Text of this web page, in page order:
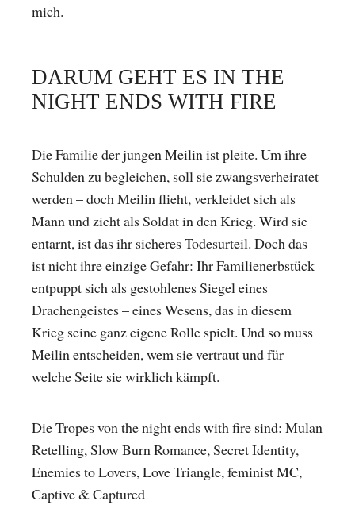
mich.
DARUM GEHT ES IN THE
NIGHT ENDS WITH FIRE
Die Familie der jungen Meilin ist pleite. Um ihre
Schulden zu begleichen, soll sie zwangsverheiratet
werden – doch Meilin flieht, verkleidet sich als
Mann und zieht als Soldat in den Krieg. Wird sie
entarnt, ist das ihr sicheres Todesurteil. Doch das
ist nicht ihre einzige Gefahr: Ihr Familienerbstück
entpuppt sich als gestohlenes Siegel eines
Drachengeistes – eines Wesens, das in diesem
Krieg seine ganz eigene Rolle spielt. Und so muss
Meilin entscheiden, wem sie vertraut und für
welche Seite sie wirklich kämpft.
Die Tropes von the night ends with fire sind: Mulan
Retelling, Slow Burn Romance, Secret Identity,
Enemies to Lovers, Love Triangle, feminist MC,
Captive & Captured